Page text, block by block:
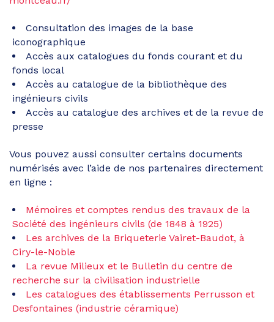
Consultation des images de la base
iconographique
Accès aux catalogues du fonds courant et du
fonds local
Accès au catalogue de la bibliothèque des
ingénieurs civils
Accès au catalogue des archives et de la revue de
presse
Vous pouvez aussi consulter certains documents
numérisés avec l’aide de nos partenaires directement
en ligne :
Mémoires et comptes rendus des travaux de la
Société des ingénieurs civils (de 1848 à 1925)
Les archives de la Briqueterie Vairet-Baudot, à
Ciry-le-Noble
La revue Milieux et le Bulletin du centre de
recherche sur la civilisation industrielle
Les catalogues des établissements Perrusson et
Desfontaines (industrie céramique)